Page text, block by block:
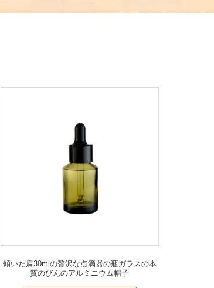
傾いた肩30mlの贅沢な点滴器の瓶ガラスの本
質のびんのアルミニウム帽子